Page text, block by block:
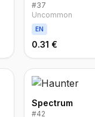
#37
Uncommon
EN
0.31 €
Spectrum
#42